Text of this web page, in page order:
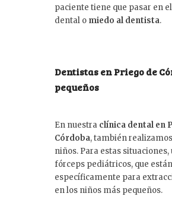
paciente tiene que pasar en
dental o miedo al dentista.
Dentistas en Priego de
pequeños
En nuestra clínica dental en
Córdoba, también
niños. Para estas
fórceps pediátricos, que
específicamente para
en los niños más pequeños.